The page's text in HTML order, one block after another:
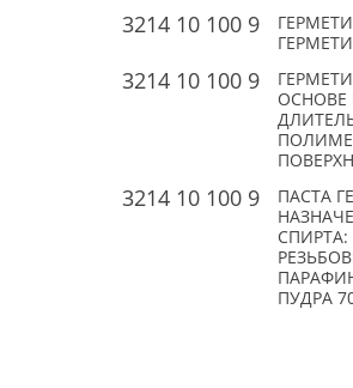
3214 10 100 9
3214 10 100 9
ОСНОВЕ
3214 10 100 9
ПАСТА
ПУДРА